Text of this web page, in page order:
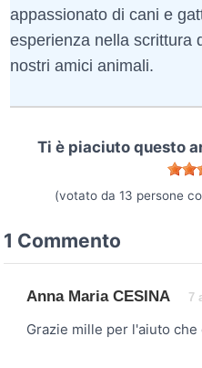
appassionato di cani e
esperienza nella scrittura
nostri amici animali.
Ti è piaciuto questo
(votato da 13 persone
1 Commento
Anna Maria CESINA 7
Grazie mille per l'aiuto che